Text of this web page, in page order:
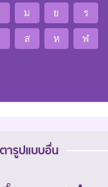
ม ย
ร
ส ห
ฬ
ารูปแบบอื่น